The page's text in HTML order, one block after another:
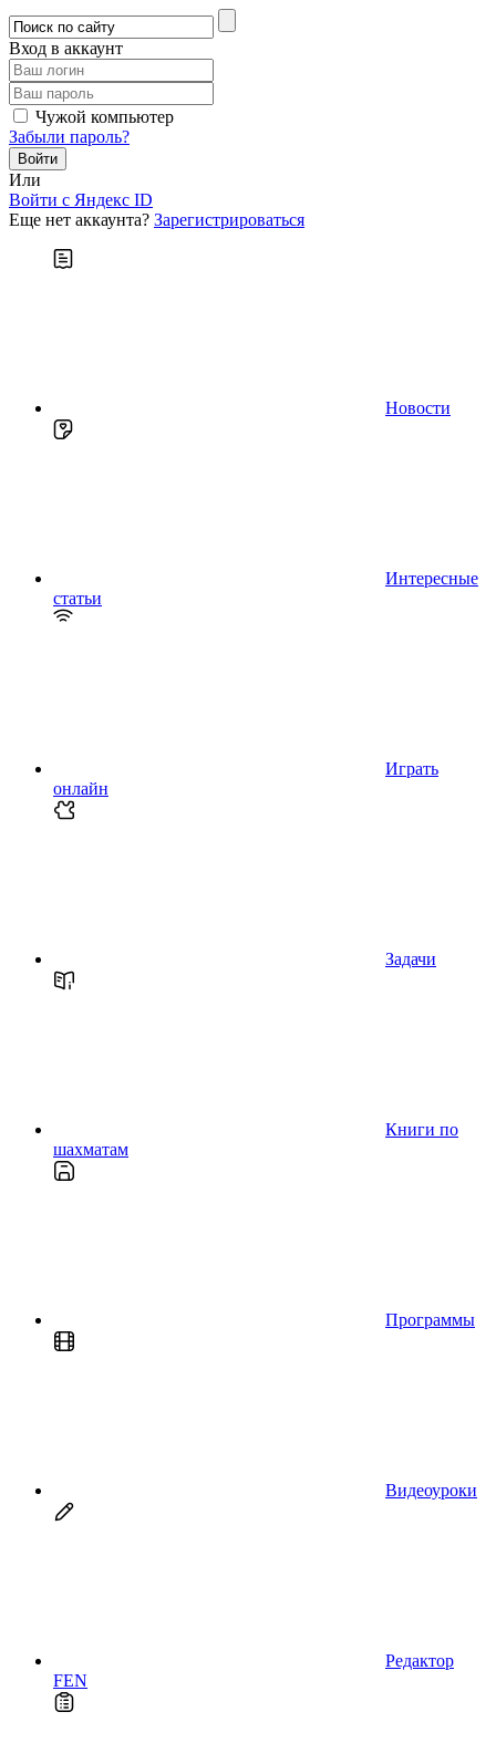
Вход в аккаунт
Чужой компьютер
Забыли пароль?
Или
Войти c Яндекс ID
Еще нет аккаунта? Зарегистрироваться
Новости
Интересные
статьи
Играть
онлайн
Задачи
Книги по
шахматам
Программы
Видеоуроки
Редактор
FEN